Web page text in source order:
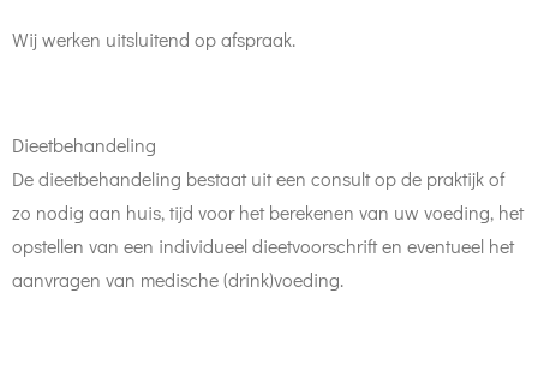
Wij werken uitsluitend op afspraak.
Dieetbehandeling
De dieetbehandeling bestaat uit een consult op de praktijk of
zo nodig aan huis, tijd voor het berekenen van uw voeding, het
opstellen van een individueel dieetvoorschrift en eventueel het
aanvragen van medische (drink)voeding.